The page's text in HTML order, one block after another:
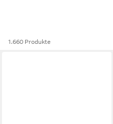
1.660 Produkte